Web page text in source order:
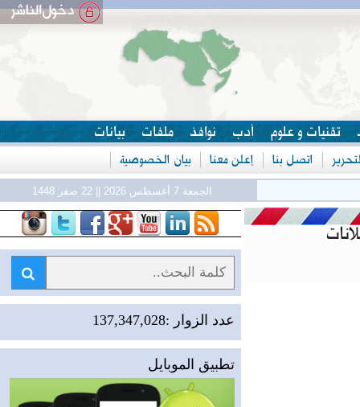
تقنيات و علوم أدب نوافذ ملفات بيانات
اتصل بنا إعلن معنا بيان الخصوصية
الجمعة 7 أغسطس 2026 || 22 صفر 1448
عدد الزوار :137,347,028
تطبيق الموبايل